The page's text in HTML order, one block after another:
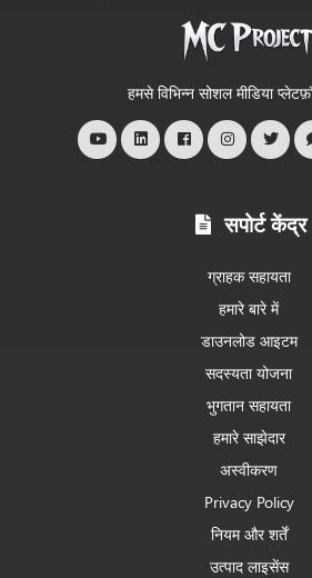
हमसे विभिन्न सोशल मीडिया
सपोर्ट केंद्र
ग्राहक सहायता
हमारे बारे में
डाउनलोड आइटम
सदस्यता योजना
भुगतान सहायता
हमारे साझेदार
अस्वीकरण
Privacy Policy
नियम और शर्तें
उत्पाद लाइसेंस